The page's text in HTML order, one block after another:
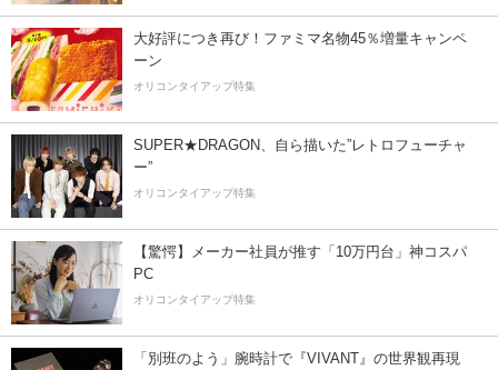
大好評につき再び！ファミマ名物45％増量キャンペ
ーン
オリコンタイアップ特集
SUPER★DRAGON、自ら描いた”レトロフューチャ
ー”
オリコンタイアップ特集
【驚愕】メーカー社員が推す「10万円台」神コスパ
PC
オリコンタイアップ特集
「別班のよう」腕時計で『VIVANT』の世界観再現